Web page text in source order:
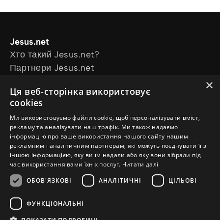
Jesus.net
Хто такий Jesus.net?
Партнери Jesus.net
Explore
Статті для читання
Відео
Our projects
Маю питання
Follow us
×
Ця веб-сторінка використовує
cookies
Ми використовуємо файли cookie, щоб персоналізувати вміст,
рекламу та аналізувати наш трафік. Ми також надаємо
інформацію про ваше використання нашого сайту нашим
рекламним і аналітичним партнерам, які можуть поєднувати її з
іншою інформацією, яку ви їм надали або яку вони зібрали під
час використання вами їхніх послуг. Читати далі
ОБОВ'ЯЗКОВІ
АНАЛІТИЧНІ ЦІЛЬОВІ
ФУНКЦІОНАЛЬНІ